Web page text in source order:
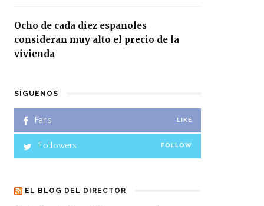
Ocho de cada diez españoles
consideran muy alto el precio de la
vivienda
SÍGUENOS
Fans LIKE
Followers FOLLOW
EL BLOG DEL DIRECTOR